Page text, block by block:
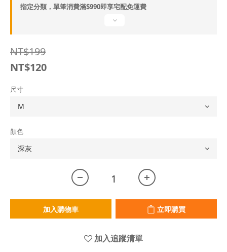
指定分類，單筆消費滿$990即享宅配免運費
NT$199
NT$120
尺寸
顏色
加入購物車 立即購買
加入追蹤清單